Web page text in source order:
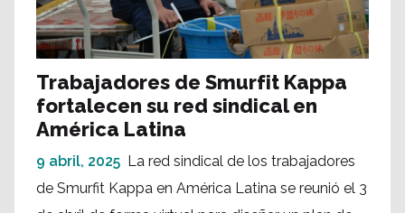
Trabajadores de Smurfit Kappa
fortalecen su red sindical en
América Latina
9 abril, 2025 La red sindical de los trabajadores
de Smurfit Kappa en América Latina se reunió el 3